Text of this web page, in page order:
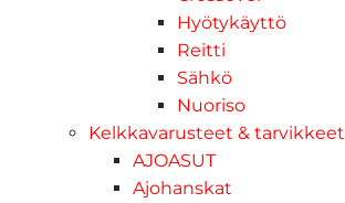
Hyötykäyttö
Reitti
Sähkö
Nuoriso
Kelkkavarusteet & tarvikkeet
AJOASUT
Ajohanskat